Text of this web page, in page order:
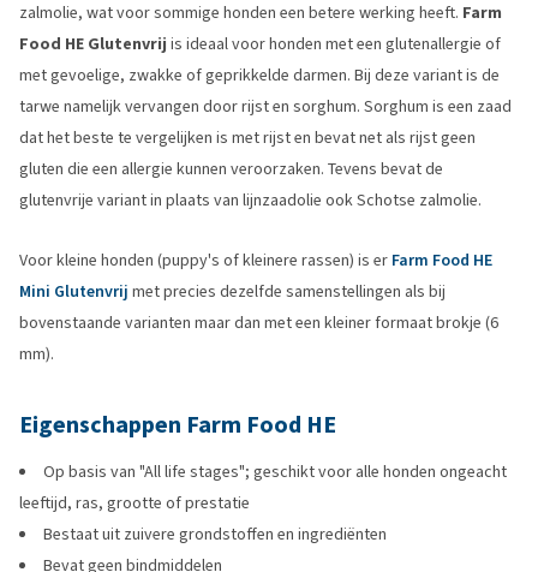
zalmolie, wat voor sommige honden een betere werking heeft. Farm
Food HE Glutenvrij is ideaal voor honden met een glutenallergie of
met gevoelige, zwakke of geprikkelde darmen. Bij deze variant is de
tarwe namelijk vervangen door rijst en sorghum. Sorghum is een zaad
dat het beste te vergelijken is met rijst en bevat net als rijst geen
gluten die een allergie kunnen veroorzaken. Tevens bevat de
glutenvrije variant in plaats van lijnzaadolie ook Schotse zalmolie.
Voor kleine honden (puppy's of kleinere rassen) is er Farm Food HE
Mini Glutenvrij met precies dezelfde samenstellingen als bij
bovenstaande varianten maar dan met een kleiner formaat brokje (6
mm).
Eigenschappen Farm Food HE
Op basis van "All life stages"; geschikt voor alle honden ongeacht
leeftijd, ras, grootte of prestatie
Bestaat uit zuivere grondstoffen en ingrediënten
Bevat geen bindmiddelen